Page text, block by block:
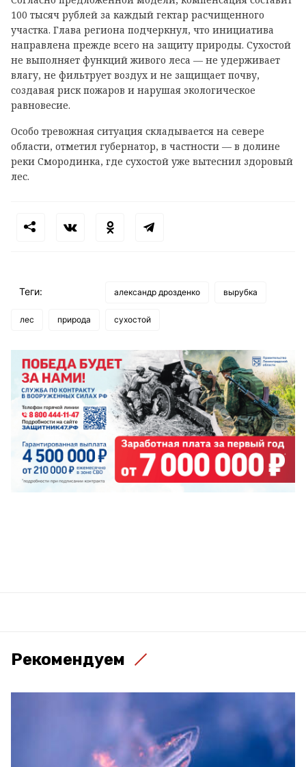
100 тысяч рублей за каждый гектар расчищенного
участка. Глава региона подчеркнул, что инициатива
направлена прежде всего на защиту природы. Сухостой
не выполняет функций живого леса — не удерживает
влагу, не фильтрует воздух и не защищает почву,
создавая риск пожаров и нарушая экологическое
равновесие.
Особо тревожная ситуация складывается на севере
области, отметил губернатор, в частности — в долине
реки Смородинка, где сухостой уже вытеснил здоровый
лес.
Теги: александр дрозденко вырубка
лес природа сухостой
Рекомендуем